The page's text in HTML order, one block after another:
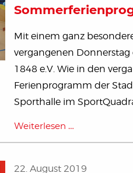
Mit einem ganz
vergangenen
1848 e.V. Wie in den
Ferienprogramm der
Sporthalle im
Weiterlesen …
22. August 2019